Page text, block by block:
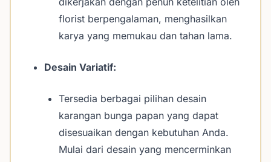
florist berpengalaman, menghasilkan
karya yang memukau dan tahan lama.
Desain Variatif:
Tersedia berbagai pilihan desain
karangan bunga papan yang dapat
disesuaikan dengan kebutuhan Anda.
Mulai dari desain yang mencerminkan